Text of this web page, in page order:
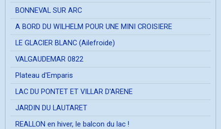
BONNEVAL SUR ARC
A BORD DU WILHELM POUR UNE MINI CROISIERE
LE GLACIER BLANC (Ailefroide)
VALGAUDEMAR 0822
Plateau d'Emparis
LAC DU PONTET ET VILLAR D'ARENE
JARDIN DU LAUTARET
REALLON en hiver, le balcon du lac !